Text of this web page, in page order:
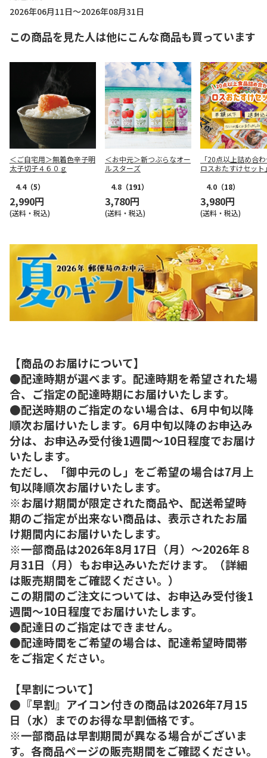
2026年06月11日～2026年08月31日
この商品を見た人は他にこんな商品も買っています
＜ご自宅用＞無着色辛子明
太子切子４６０ｇ
4.4（5）
2,990円
(送料・税込)
＜お中元＞新つぶらなオー
ルスターズ
4.8 （191）
3,780円
(送料・税込)
「20点以上詰め合
ロスおたすけセット
4.0 （18）
3,980円
(送料・税込)
【商品のお届けについて】
●配達時期が選べます。配達時期を希望された場
合、ご指定の配達時期にお届けいたします。
●配送時期のご指定のない場合は、6月中旬以降
順次お届けいたします。6月中旬以降のお申込み
分は、お申込み受付後1週間～10日程度でお届け
いたします。
ただし、「御中元のし」をご希望の場合は7月上
旬以降順次お届けいたします。
※お届け期間が限定された商品や、配送希望時
期のご指定が出来ない商品は、表示されたお届
け期間内にお届けいたします。
※一部商品は2026年8月17日（月）～2026年８
月31日（月）もお申込みいただけます。（詳細
は販売期間をご確認ください。）
この期間のご注文については、お申込み受付後1
週間～10日程度でお届けいたします。
●配達日のご指定はできません。
●配達時間をご希望の場合は、配達希望時間帯
をご指定ください。
【早割について】
●『早割』アイコン付きの商品は2026年7月15
日（水）までのお得な早割価格です。
※一部商品は早割期間が異なる場合がございま
す。各商品ページの販売期間をご確認ください。